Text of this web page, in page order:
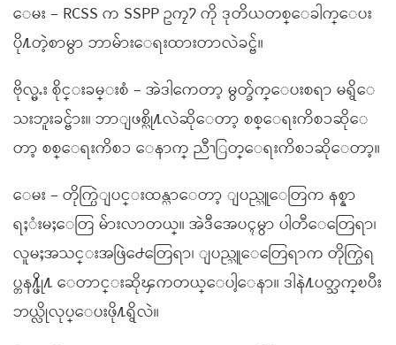
ေမး – RCSS က SSPP ဥကၠ႒ ကို ဒုတိယတစ္ေခါက္ေပး
ပို႔တဲ့စာမွာ ဘာမ်ားေရးထားတာလဲခင္ဗ်။
ဗိုလ္မႉး စိုင္းခမ္းစံ – အဲဒါကေတာ့ မွတ္ခ်က္ေပးစရာ မရွိေ
သးဘူးခင္ဗ်ား။ ဘာျဖစ္လို႔လဲဆိုေတာ့ စစ္ေရးကိစၥဆိုေ
တာ့ စစ္ေရးကိစၥ ေနာက္ ညီၫြတ္ေရးကိစၥဆိုေတာ့။
ေမး – တိုက္ပြဲျပင္းထန္လာေတာ့ ျပည္သူေတြက နစ္နာ
ရႈံးမႈေတြ မ်ားလာတယ္။ အဲဒီအေပၚမွာ ပါတီေတြေရာ၊
လူမႈအသင္းအဖြဲ႕ေတြေရာ၊ ျပည္သူေတြေရာက တိုက္ပြဲရ
ပ္တန႔္ဖို႔ ေတာင္းဆိုၾကတယ္ေပါ့ေနာ။ ဒါနဲ႔ပတ္သက္ၿပီး
ဘယ္လိုလုပ္ေပးဖို႔ရွိလဲ။